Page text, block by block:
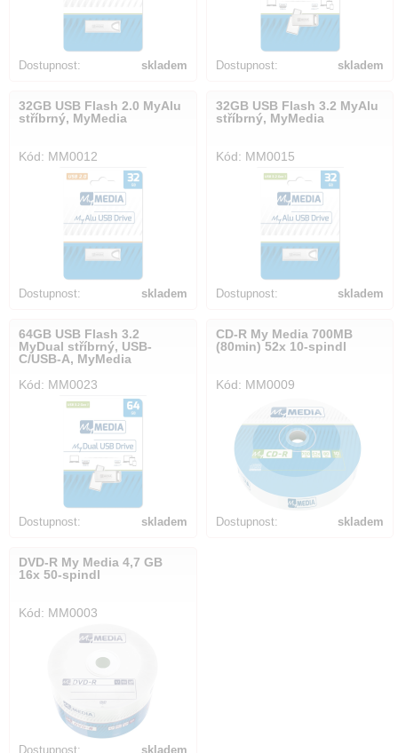
Dostupnost: skladem Dostupnost: skladem
32GB USB Flash 2.0 MyAlu
stříbrný, MyMedia
Kód: MM0012
Dostupnost: skladem
32GB USB Flash 3.2 MyAlu
stříbrný, MyMedia
Kód: MM0015
Dostupnost: skladem
64GB USB Flash 3.2
MyDual stříbrný, USB-
C/USB-A, MyMedia
Kód: MM0023
Dostupnost: skladem
CD-R My Media 700MB
(80min) 52x 10-spindl
Kód: MM0009
Dostupnost: skladem
DVD-R My Media 4,7 GB
16x 50-spindl
Kód: MM0003
Dostupnost: skladem